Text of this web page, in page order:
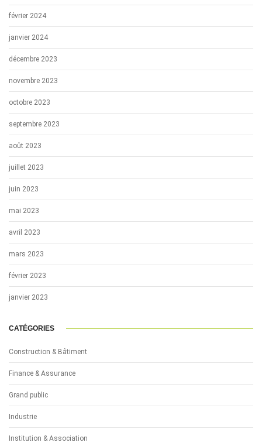
février 2024
janvier 2024
décembre 2023
novembre 2023
octobre 2023
septembre 2023
août 2023
juillet 2023
juin 2023
mai 2023
avril 2023
mars 2023
février 2023
janvier 2023
CATÉGORIES
Construction & Bâtiment
Finance & Assurance
Grand public
Industrie
Institution & Association